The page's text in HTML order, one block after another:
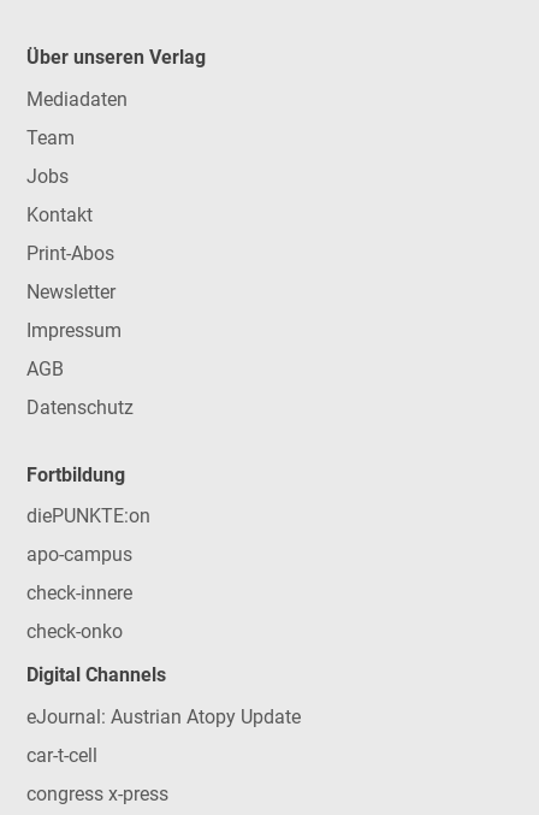
Über unseren Verlag
Mediadaten
Team
Jobs
Kontakt
Print-Abos
Newsletter
Impressum
AGB
Datenschutz
Fortbildung
diePUNKTE:on
apo-campus
check-innere
check-onko
Digital Channels
eJournal: Austrian Atopy Update
car-t-cell
congress x-press